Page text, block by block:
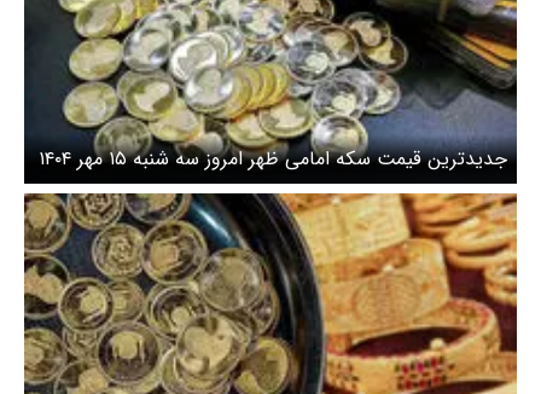
جدیدترین قیمت سکه امامی ظهر امروز سه شنبه ۱۵ مهر ۱۴۰۴
اعلام شد / صعود دوباره قیمت سکه، سکه امامی ۲ میلیون
تومان گران شد